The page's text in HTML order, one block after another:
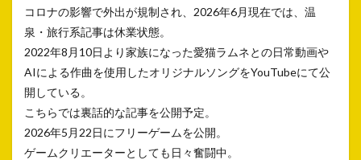
コロナの影響で外出が規制され、2026年6月現在では、温
泉・旅行系記事は休業状態。
2022年8月10日より家族になった愛猫ラムネとの日常動画や
AIによる作曲を使用したオリジナルソングをYouTubeにて公
開している。
こちらでは裏話的な記事を公開予定。
2026年5月22日にフリーゲームを公開。
ゲームクリエーターとしても日々奮闘中。